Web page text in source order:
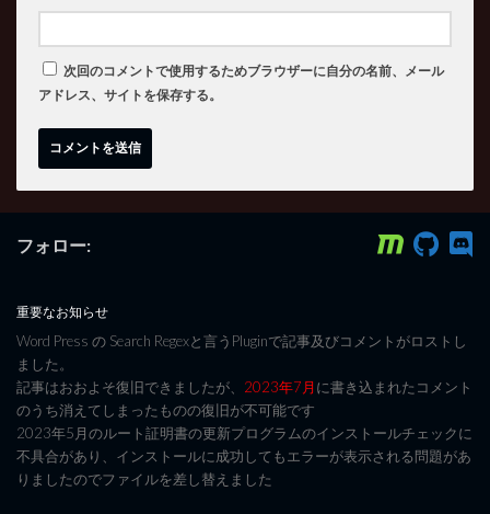
次回のコメントで使用するためブラウザーに自分の名前、メール
アドレス、サイトを保存する。
フォロー:
重要なお知らせ
Word Press の Search Regexと言うPluginで記事及びコメントがロストし
ました。
記事はおおよそ復旧できましたが、 2023年7月に書き込まれたコメント
のうち消えてしまったものの復旧が不可能です
2023年5月のルート証明書の更新プログラムのインストールチェックに
不具合があり、インストールに成功してもエラーが表示される問題があ
りましたのでファイルを差し替えました